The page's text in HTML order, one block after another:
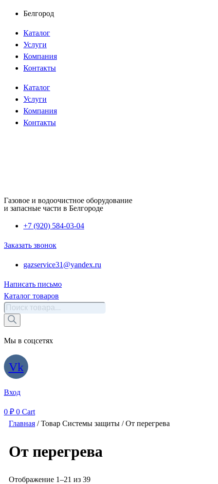
Перейти
содержимому
Белгород
Каталог
Услуги
Компания
Контакты
Каталог
Услуги
Компания
Контакты
Газовое и водоочистное оборудование
и запасные части в Белгороде
+7 (920) 584-03-04
Заказать звонок
gazservice31@yandex.ru
Написать письмо
Каталог товаров
Поиск
товаров
Мы в соцсетях
Vk
Вход
0 ₽ 0 Cart
Главная / Товар Системы защиты / От перегрева
От перегрева
Отображение 1–21 из 39